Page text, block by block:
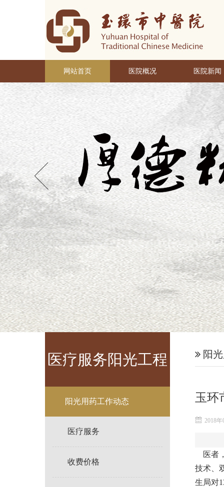
网站首页 医院概况 医院新闻
医疗服务阳光工程
阳光用药工作动态
医疗服务
收费价格
阳
玉环
2018
医者
技术、
生局对